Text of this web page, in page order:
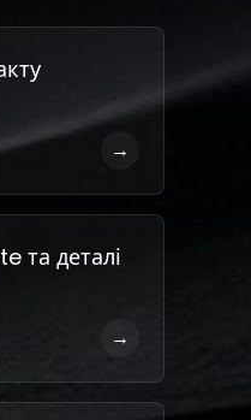
→
та деталі
→